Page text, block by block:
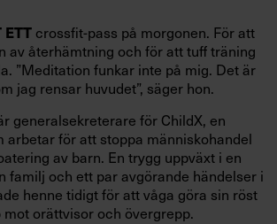
ETT crossfit-pass på morgonen. För att
av återhämtning och för att tuff träning
”Meditation funkar inte på mig. Det är
jag rensar huvudet”, säger hon.
generalsekreterare för ChildX, en
arbetar för att stoppa människohandel
av barn. En trygg uppväxt i en
familj och ett par avgörande händelser i
henne tidigt för att våga göra sin röst
mot orättvisor och övergrepp.